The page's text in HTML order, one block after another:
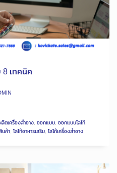
8 เทคนิค
ลิตเครื่องสำอาง, ออกแบบ, ออกแบบโลโก้,
นค้า, โลโก้อาหารเสริม, โลโก้เครื่องสำอาง